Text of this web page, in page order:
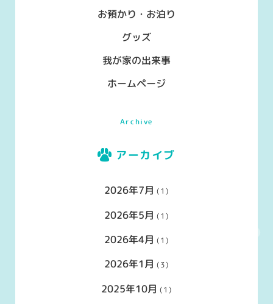
お預かり・お泊り
グッズ
我が家の出来事
ホームページ
Archive
アーカイブ
2026年7月 (1)
2026年5月 (1)
2026年4月 (1)
2026年1月 (3)
2025年10月 (1)